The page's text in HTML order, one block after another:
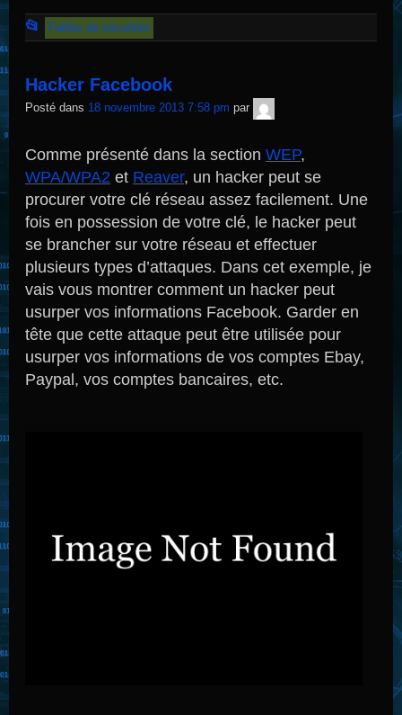
📂
Cet
Failles de sécurités
Hacker Facebook
Posté dans 18 novembre 2013 7:58 pm par
Sécurité
Comme présenté dans la section WEP,
WPA/WPA2 et Reaver, un hacker peut se
procurer votre clé réseau assez facilement. Une
fois en possession de votre clé, le hacker peut
se brancher sur votre réseau et effectuer
plusieurs types d’attaques. Dans cet exemple, je
vais vous montrer comment un hacker peut
usurper vos informations Facebook. Garder en
tête que cette attaque peut être utilisée pour
usurper vos informations de vos comptes Ebay,
Paypal, vos comptes bancaires, etc.